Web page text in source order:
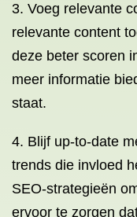
3. Voeg relevante
relevante content
deze beter scoren
meer informatie
staat.
4. Blijf up-to-date
trends die invloed
SEO-strategieën
ervoor te zorgen